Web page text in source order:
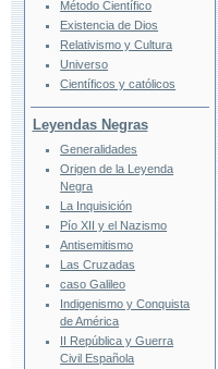
Método Científico
Existencia de Dios
Relativismo y Cultura
Universo
Científicos y católicos
Leyendas Negras
Generalidades
Origen de la Leyenda
Negra
La Inquisición
Pío XII y el Nazismo
Antisemitismo
Las Cruzadas
caso Galileo
Indigenismo y Conquista
de América
II República y Guerra
Civil Española